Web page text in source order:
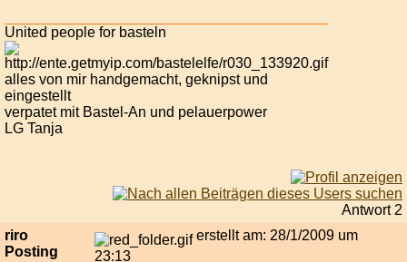
United people for basteln
alles von mir handgemacht, geknipst und
eingestellt
verpatet mit Bastel-An und pelauerpower
LG Tanja
Antwort 2
riro
Posting
erstellt am: 28/1/2009 um
23:13